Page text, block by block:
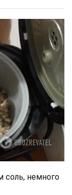
соль, немного